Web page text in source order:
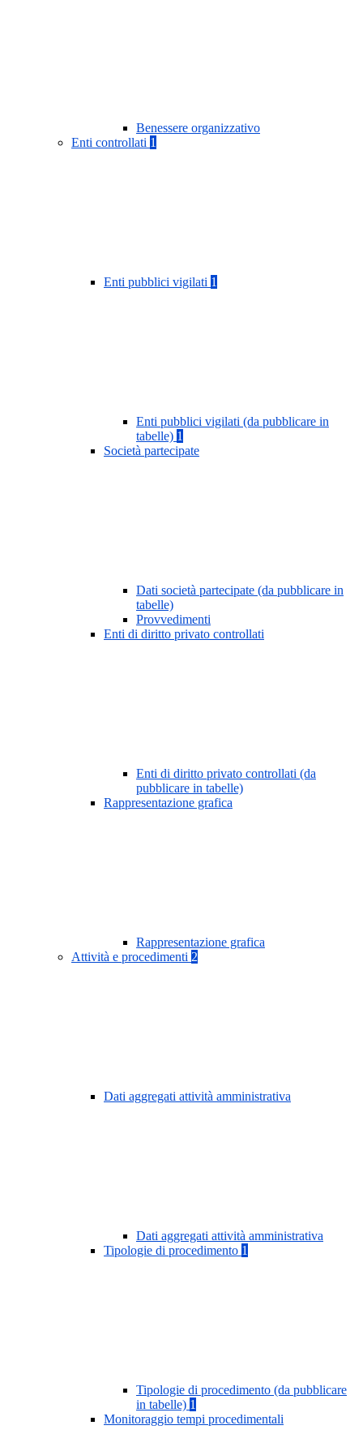
Benessere organizzativo
Enti controllati 1
Enti pubblici vigilati 1
Enti pubblici vigilati (da pubblicare in
tabelle) 1
Società partecipate
Dati società partecipate (da pubblicare in
tabelle)
Provvedimenti
Enti di diritto privato controllati
Enti di diritto privato controllati (da
pubblicare in tabelle)
Rappresentazione grafica
Rappresentazione grafica
Attività e procedimenti 2
Dati aggregati attività amministrativa
Dati aggregati attività amministrativa
Tipologie di procedimento 1
Tipologie di procedimento (da pubblicare
in tabelle) 1
Monitoraggio tempi procedimentali